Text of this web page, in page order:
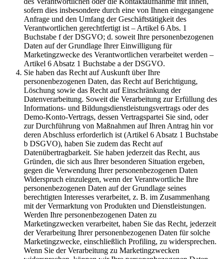
sofern dies insbesondere durch eine von Ihnen eingegangene
Anfrage und den Umfang der Geschäftstätigkeit des
Verantwortlichen gerechtfertigt ist – Artikel 6 Abs. 1
Buchstabe f der DSGVO; d. soweit Ihre personenbezogenen
Daten auf der Grundlage Ihrer Einwilligung für
Marketingzwecke des Verantwortlichen verarbeitet werden –
Artikel 6 Absatz 1 Buchstabe a der DSGVO.
Sie haben das Recht auf Auskunft über Ihre
personenbezogenen Daten, das Recht auf Berichtigung,
Löschung sowie das Recht auf Einschränkung der
Datenverarbeitung. Soweit die Verarbeitung zur Erfüllung des
Informations- und Bildungsdienstleistungsvertrags oder des
Demo-Konto-Vertrags, dessen Vertragspartei Sie sind, oder
zur Durchführung von Maßnahmen auf Ihren Antrag hin vor
deren Abschluss erforderlich ist (Artikel 6 Absatz 1 Buchstabe
b DSGVO), haben Sie zudem das Recht auf
Datenübertragbarkeit. Sie haben jederzeit das Recht, aus
Gründen, die sich aus Ihrer besonderen Situation ergeben,
gegen die Verwendung Ihrer personenbezogenen Daten
Widerspruch einzulegen, wenn der Verantwortliche Ihre
personenbezogenen Daten auf der Grundlage seines
berechtigten Interesses verarbeitet, z. B. im Zusammenhang
mit der Vermarktung von Produkten und Dienstleistungen.
Werden Ihre personenbezogenen Daten zu
Marketingzwecken verarbeitet, haben Sie das Recht, jederzeit
der Verarbeitung Ihrer personenbezogenen Daten für solche
Marketingzwecke, einschließlich Profiling, zu widersprechen.
Wenn Sie der Verarbeitung zu Marketingzwecken